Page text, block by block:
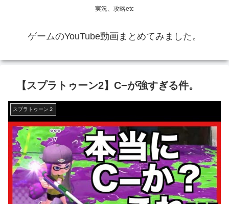
実況、攻略etc
ゲームのYouTube動画まとめてみました。
【スプラトゥーン2】C−が強すぎる件。
スプラトゥーン２